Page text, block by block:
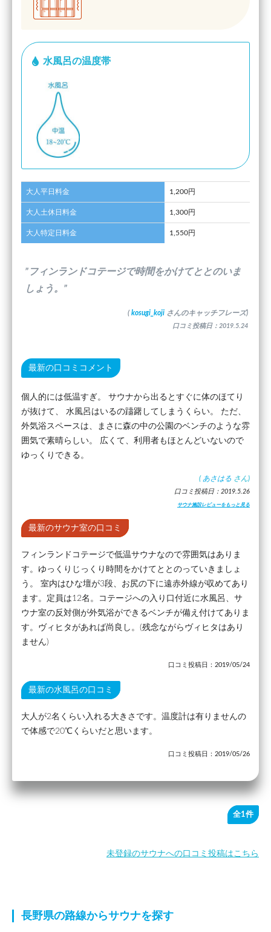
水風呂の温度帯
大人平日料金 1,200円
大人土休日料金 1,300円
大人特定日料金 1,550円
”フィンランドコテージで時間をかけてととのいま
しょう。”
( kosugi_koji さんのキャッチフレーズ)
口コミ投稿日：2019.5.24
最新の口コミコメント
個人的には低温すぎ。 サウナから出るとすぐに体のほてり
が抜けて、 水風呂はいるの躊躇してしまうくらい。 ただ、
外気浴スペースは、まさに森の中の公園のベンチのような雰
囲気で素晴らしい。 広くて、利用者もほとんどいないので
ゆっくりできる。
( あさはる さん)
口コミ投稿日：2019.5.26
サウナ施設レビューをもっと見る
最新のサウナ室の口コミ
フィンランドコテージで低温サウナなので雰囲気はありま
す。ゆっくりじっくり時間をかけてととのっていきましょ
う。 室内はひな壇が3段、お尻の下に遠赤外線が収めてあり
ます。定員は12名。コテージへの入り口付近に水風呂、サ
ウナ室の反対側が外気浴ができるベンチが備え付けてありま
す。ヴィヒタがあれば尚良し。(残念ながらヴィヒタはあり
ません)
口コミ投稿日：2019/05/24
最新の水風呂の口コミ
大人が2名くらい入れる大きさです。温度計は有りませんの
で体感で20℃くらいだと思います。
口コミ投稿日：2019/05/26
全1件
未登録のサウナへの口コミ投稿はこちら
長野県の路線からサウナを探す